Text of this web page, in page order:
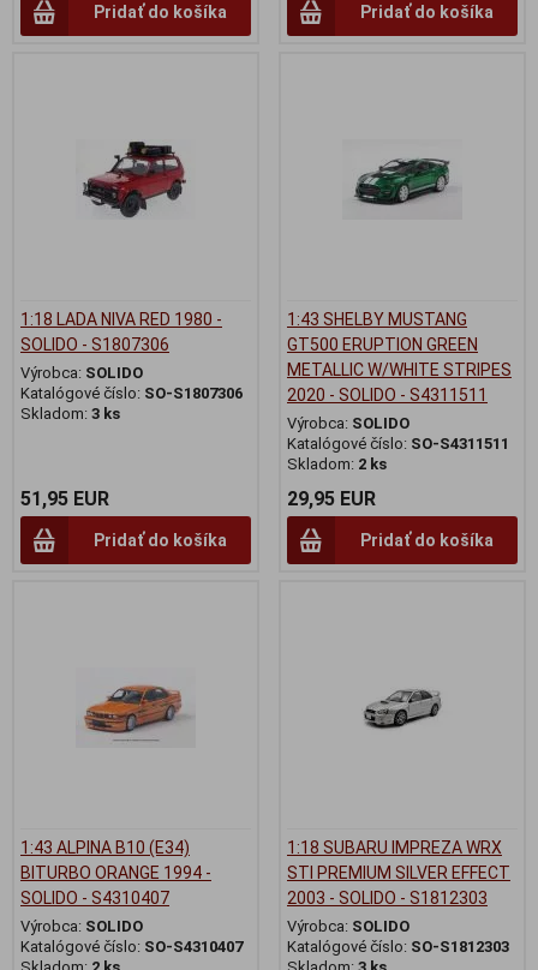
Pridať do košíka Pridať do košíka
1:18 LADA NIVA RED 1980 -
SOLIDO - S1807306
Výrobca: SOLIDO
Katalógové číslo: SO-S1807306
Skladom: 3 ks
51,95 EUR
Pridať do košíka
1:43 SHELBY MUSTANG
GT500 ERUPTION GREEN
METALLIC W/WHITE STRIPES
2020 - SOLIDO - S4311511
Výrobca: SOLIDO
Katalógové číslo: SO-S4311511
Skladom: 2 ks
29,95 EUR
Pridať do košíka
1:43 ALPINA B10 (E34)
BITURBO ORANGE 1994 -
SOLIDO - S4310407
Výrobca: SOLIDO
Katalógové číslo: SO-S4310407
1:18 SUBARU IMPREZA WRX
STI PREMIUM SILVER EFFECT
2003 - SOLIDO - S1812303
Výrobca: SOLIDO
Katalógové číslo: SO-S1812303